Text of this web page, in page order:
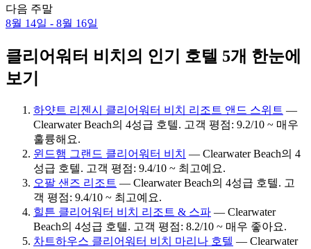
다음 주말
8월 14일 - 8월 16일
클리어워터 비치의 인기 호텔 5개 한눈에
보기
하얏트 리젠시 클리어워터 비치 리조트 앤드 스위트 —
Clearwater Beach의 4성급 호텔. 고객 평점: 9.2/10 ~ 매우
훌륭해요.
윈드햄 그랜드 클리어워터 비치 — Clearwater Beach의 4
성급 호텔. 고객 평점: 9.4/10 ~ 최고예요.
오팔 샌즈 리조트 — Clearwater Beach의 4성급 호텔. 고
객 평점: 9.4/10 ~ 최고예요.
힐튼 클리어워터 비치 리조트 & 스파 — Clearwater
Beach의 4성급 호텔. 고객 평점: 8.2/10 ~ 매우 좋아요.
차트하우스 클리어워터 비치 마리나 호텔 — Clearwater